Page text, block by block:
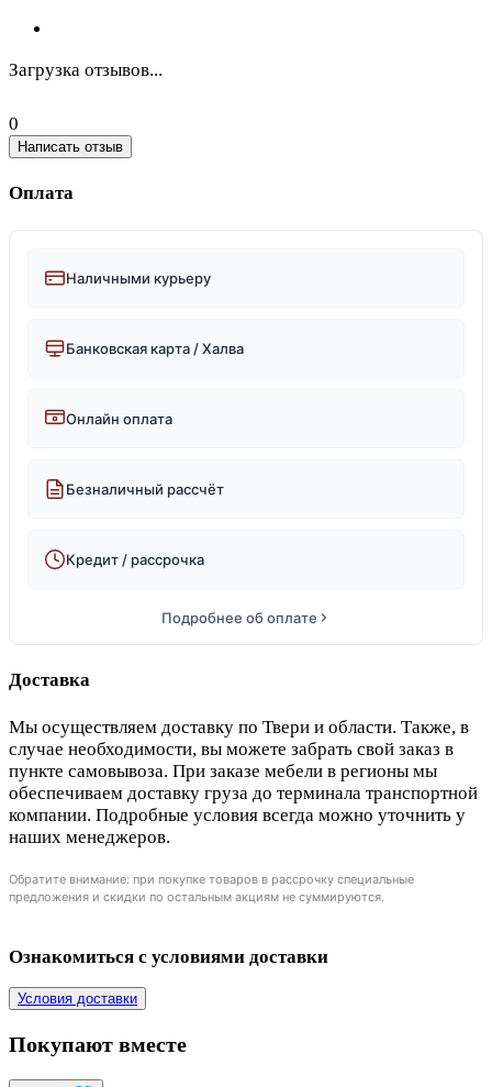
Загрузка отзывов...
0
Написать отзыв
Оплата
Наличными курьеру
Банковская карта / Халва
Онлайн оплата
Безналичный рассчёт
Кредит / рассрочка
Подробнее об оплате
Доставка
Мы осуществляем доставку по Твери и области. Также, в
случае необходимости, вы можете забрать свой заказ в
пункте самовывоза. При заказе мебели в регионы мы
обеспечиваем доставку груза до терминала транспортной
компании. Подробные условия всегда можно уточнить у
наших менеджеров.
Обратите внимание: при покупке товаров в рассрочку специальные
предложения и скидки по остальным акциям не суммируются.
Ознакомиться с условиями доставки
Условия доставки
Покупают вместе